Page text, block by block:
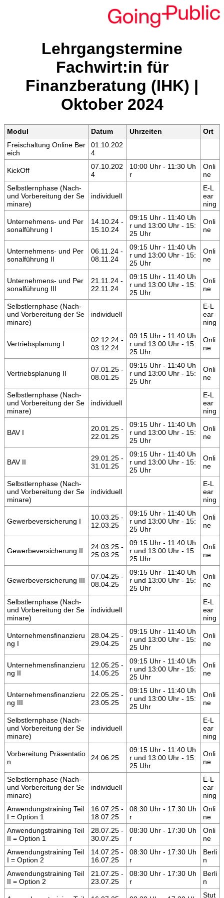
Lehrgangstermine
Fachwirt:in für
Finanzberatung (IHK) |
Oktober 2024
Modul Datum Uhrzeiten
Ort
Freischaltung Online Ber
eich
01.10.202
4
KickOff
07.10.202
4
10:00 Uhr - 11:30 Uh
r
Onli
ne
Selbstlernphase (Nach-
und Vorbereitung der Se
minare)
individuell
E-L
ear
ning
Unternehmens- und Per
sonalführung I
14.10.24 -
15.10.24
09:15 Uhr - 11:40 Uh
r und 13:00 Uhr - 15:
25 Uhr
Onli
ne
Unternehmens- und Per
sonalführung II
06.11.24 -
08.11.24
09:15 Uhr - 11:40 Uh
r und 13:00 Uhr - 15:
25 Uhr
Onli
ne
Unternehmens- und Per
sonalführung III
21.11.24 -
22.11.24
09:15 Uhr - 11:40 Uh
r und 13:00 Uhr - 15:
25 Uhr
Onli
ne
Selbstlernphase (Nach-
und Vorbereitung der Se
minare)
individuell
E-L
ear
ning
Vertriebsplanung I
02.12.24 -
03.12.24
09:15 Uhr - 11:40 Uh
r und 13:00 Uhr - 15:
25 Uhr
Onli
ne
Vertriebsplanung II
07.01.25 -
08.01.25
09:15 Uhr - 11:40 Uh
r und 13:00 Uhr - 15:
25 Uhr
Onli
ne
Selbstlernphase (Nach-
und Vorbereitung der Se
minare)
individuell
E-L
ear
ning
BAV I
20.01.25 -
22.01.25
09:15 Uhr - 11:40 Uh
r und 13:00 Uhr - 15:
25 Uhr
Onli
ne
BAV II
29.01.25 -
31.01.25
09:15 Uhr - 11:40 Uh
r und 13:00 Uhr - 15:
25 Uhr
Onli
ne
Selbstlernphase (Nach-
und Vorbereitung der Se
minare)
individuell
E-L
ear
ning
Gewerbeversicherung I
10.03.25 -
12.03.25
09:15 Uhr - 11:40 Uh
r und 13:00 Uhr - 15:
25 Uhr
Onli
ne
Gewerbeversicherung II
24.03.25 -
25.03.25
09:15 Uhr - 11:40 Uh
r und 13:00 Uhr - 15:
25 Uhr
Onli
ne
Gewerbeversicherung III
07.04.25 -
08.04.25
09:15 Uhr - 11:40 Uh
r und 13:00 Uhr - 15:
25 Uhr
Onli
ne
Selbstlernphase (Nach-
und Vorbereitung der Se
minare)
individuell
E-L
ear
ning
Unternehmensfinanzieru
ng I
28.04.25 -
29.04.25
09:15 Uhr - 11:40 Uh
r und 13:00 Uhr - 15:
25 Uhr
Onli
ne
Unternehmensfinanzieru
ng II
12.05.25 -
14.05.25
09:15 Uhr - 11:40 Uh
r und 13:00 Uhr - 15:
25 Uhr
Onli
ne
Unternehmensfinanzieru
ng III
22.05.25 -
23.05.25
09:15 Uhr - 11:40 Uh
r und 13:00 Uhr - 15:
25 Uhr
Onli
ne
Selbstlernphase (Nach-
und Vorbereitung der Se
minare)
individuell
E-L
ear
ning
Vorbereitung Präsentatio
n
24.06.25
09:15 Uhr - 11:40 Uh
r und 13:00 Uhr - 15:
25 Uhr
Onli
ne
Selbstlernphase (Nach-
und Vorbereitung der Se
minare)
individuell
E-L
ear
ning
Anwendungstraining Teil
I = Option 1
16.07.25 -
18.07.25
08:30 Uhr - 17:30 Uh
r
Onli
ne
Anwendungstraining Teil
II = Option 1
28.07.25 -
30.07.25
08:30 Uhr - 17:30 Uh
r
Onli
ne
Anwendungstraining Teil
I = Option 2
14.07.25 -
16.07.25
08:30 Uhr - 17:30 Uh
r
Berli
n
Anwendungstraining Teil
II = Option 2
21.07.25 -
23.07.25
08:30 Uhr - 17:30 Uh
r
Berli
n
Stut